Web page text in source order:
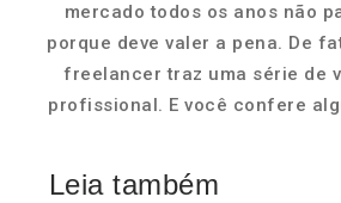
mercado todos os anos não
porque deve valer a pena. De
freelancer traz uma série de
profissional. E você confere
Leia também